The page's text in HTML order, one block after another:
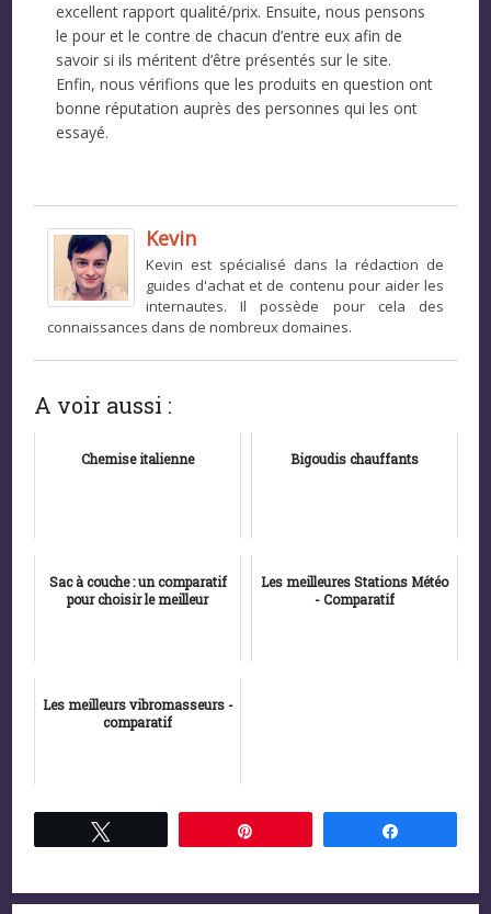
excellent rapport qualité/prix. Ensuite, nous pensons
le pour et le contre de chacun d’entre eux afin de
savoir si ils méritent d’être présentés sur le site.
Enfin, nous vérifions que les produits en question ont
bonne réputation auprès des personnes qui les ont
essayé.
Kevin
Kevin est spécialisé dans la rédaction de
guides d'achat et de contenu pour aider les
internautes. Il possède pour cela des
connaissances dans de nombreux domaines.
A voir aussi :
Chemise italienne Bigoudis chauffants
Sac à couche : un comparatif
pour choisir le meilleur
Les meilleures Stations Météo
- Comparatif
Les meilleurs vibromasseurs -
comparatif